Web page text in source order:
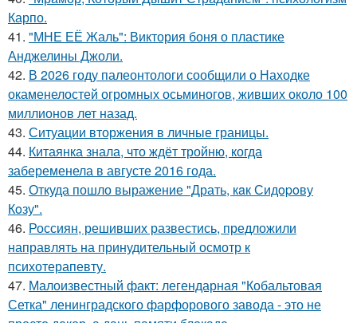
Карпо.
41. "МНЕ ЕЁ Жаль": Виктория боня о пластике
Анджелины Джоли.
42. В 2026 году палеонтологи сообщили о Находке
окаменелостей огромных осьминогов, живших около 100
миллионов лет назад.
43. Ситуации вторжения в личные границы.
44. Китаянка знала, что ждёт тройню, когда
забеременела в августе 2016 года.
45. Откуда пошло выражение "Драть, кaк Сидopoву
Кoзу".
46. Россиян, решивших развестись, предложили
направлять на принудительный осмотр к
психотерапевту.
47. Малоизвестный факт: легендарная "Кобальтовая
Сетка" ленинградского фарфорового завода - это не